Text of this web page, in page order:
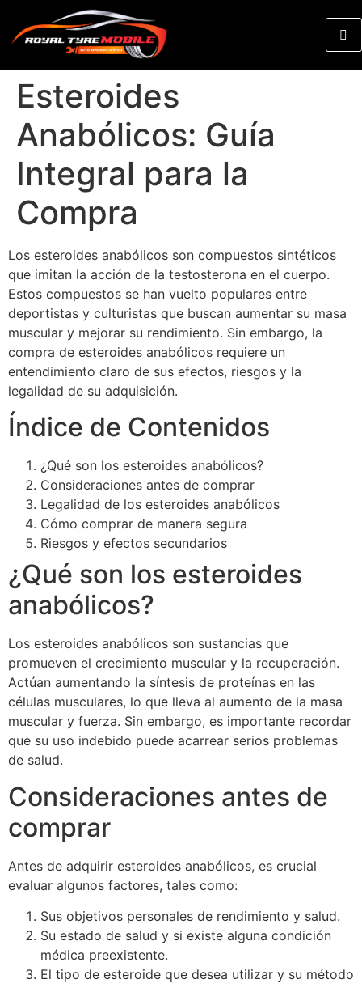
Esteroides
Anabólicos: Guía
Integral para la
Compra
Los esteroides anabólicos son compuestos sintéticos
que imitan la acción de la testosterona en el cuerpo.
Estos compuestos se han vuelto populares entre
deportistas y culturistas que buscan aumentar su masa
muscular y mejorar su rendimiento. Sin embargo, la
compra de esteroides anabólicos requiere un
entendimiento claro de sus efectos, riesgos y la
legalidad de su adquisición.
Índice de Contenidos
¿Qué son los esteroides anabólicos?
Consideraciones antes de comprar
Legalidad de los esteroides anabólicos
Cómo comprar de manera segura
Riesgos y efectos secundarios
¿Qué son los esteroides
anabólicos?
Los esteroides anabólicos son sustancias que
promueven el crecimiento muscular y la recuperación.
Actúan aumentando la síntesis de proteínas en las
células musculares, lo que lleva al aumento de la masa
muscular y fuerza. Sin embargo, es importante recordar
que su uso indebido puede acarrear serios problemas
de salud.
Consideraciones antes de
comprar
Antes de adquirir esteroides anabólicos, es crucial
evaluar algunos factores, tales como:
Sus objetivos personales de rendimiento y salud.
Su estado de salud y si existe alguna condición
médica preexistente.
El tipo de esteroide que desea utilizar y su método